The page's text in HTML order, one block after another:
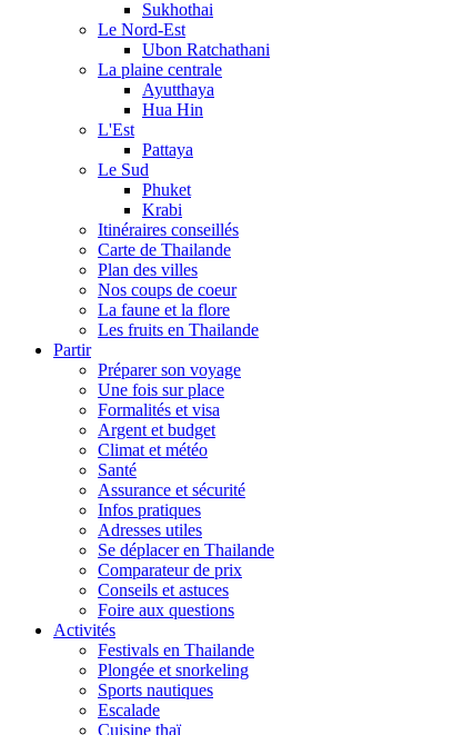
Sukhothai
Le Nord-Est
Ubon Ratchathani
La plaine centrale
Ayutthaya
Hua Hin
L'Est
Pattaya
Le Sud
Phuket
Krabi
Itinéraires conseillés
Carte de Thailande
Plan des villes
Nos coups de coeur
La faune et la flore
Les fruits en Thailande
Partir
Préparer son voyage
Une fois sur place
Formalités et visa
Argent et budget
Climat et météo
Santé
Assurance et sécurité
Infos pratiques
Adresses utiles
Se déplacer en Thailande
Comparateur de prix
Conseils et astuces
Foire aux questions
Activités
Festivals en Thailande
Plongée et snorkeling
Sports nautiques
Escalade
Cuisine thaï